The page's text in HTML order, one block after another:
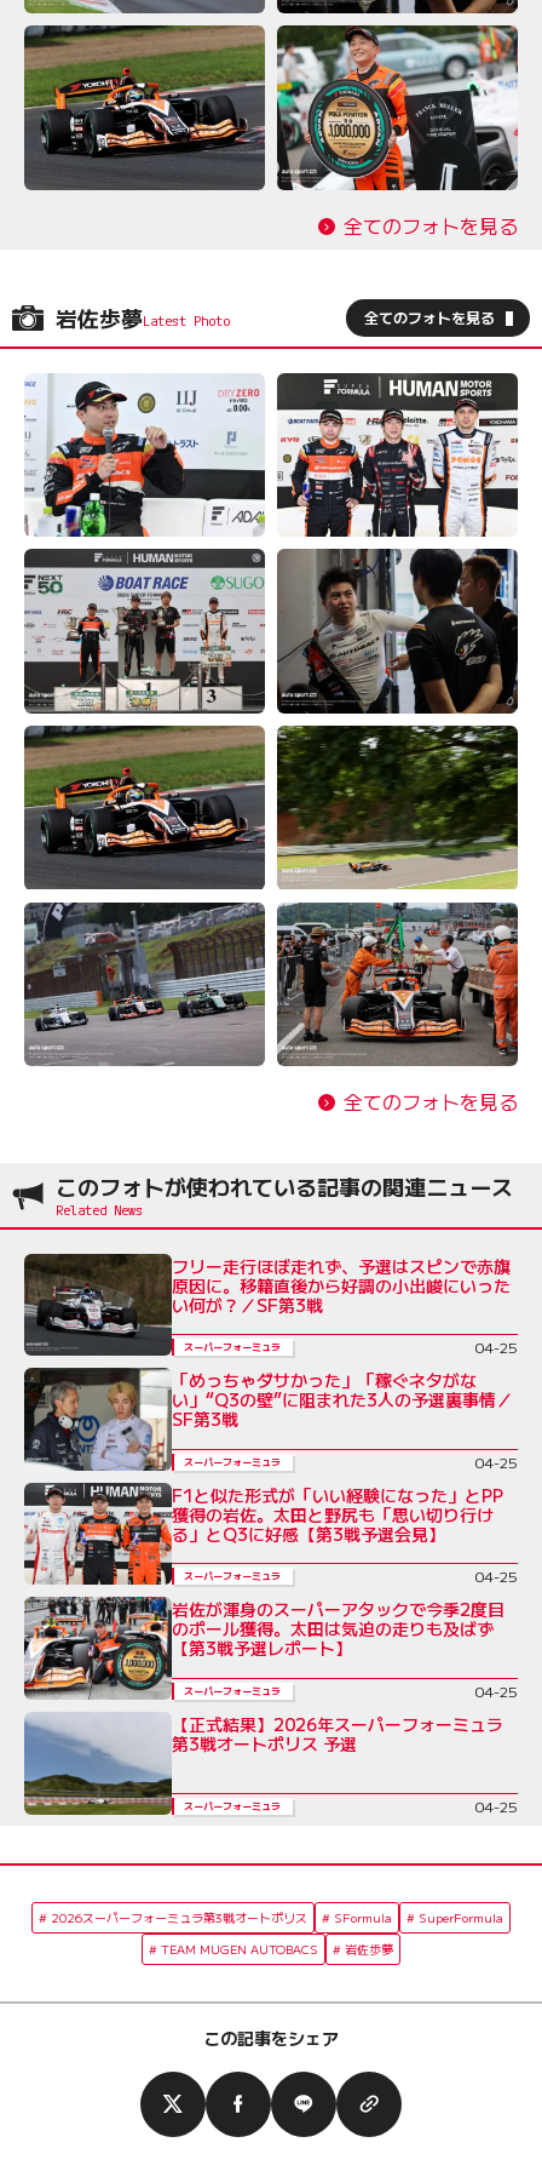
全てのフォトを見る
岩佐歩夢 全てのフォトを見る
全てのフォトを見る
このフォトが使われている記事の関連ニュース
フリー走行ほぼ走れず、予選はスピンで赤旗
原因に。移籍直後から好調の小出峻にいった
い何が？／SF第3戦
スーパーフォーミュラ 04-25
「めっちゃダサかった」「稼ぐネタがな
い」“Q3の壁”に阻まれた3人の予選裏事情／
SF第3戦
スーパーフォーミュラ 04-25
F1と似た形式が「いい経験になった」とPP
獲得の岩佐。太田と野尻も「思い切り行け
る」とQ3に好感【第3戦予選会見】
スーパーフォーミュラ 04-25
岩佐が渾身のスーパーアタックで今季2度目
のポール獲得。太田は気迫の走りも及ばず
【第3戦予選レポート】
スーパーフォーミュラ 04-25
【正式結果】2026年スーパーフォーミュラ
第3戦オートポリス 予選
スーパーフォーミュラ 04-25
2026スーパーフォーミュラ第3戦オートポリス SFormula
SuperFormula
TEAM MUGEN AUTOBACS
岩佐歩夢
この記事をシェア